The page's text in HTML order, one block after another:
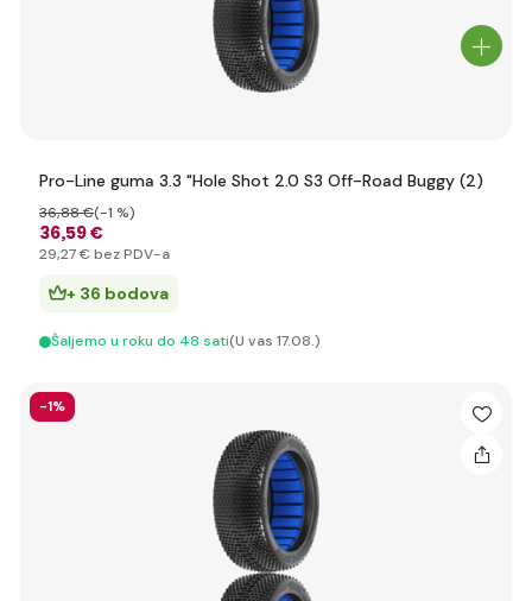
Pro-Line guma 3.3 "Hole Shot 2.0 S3 Off-Road Buggy (2)
36,59 €
36,88 €(-1 %)
29,27 € bez PDV-a
+ 36 bodova
Šaljemo u roku do 48 sati(U vas 17.08.)
-1%